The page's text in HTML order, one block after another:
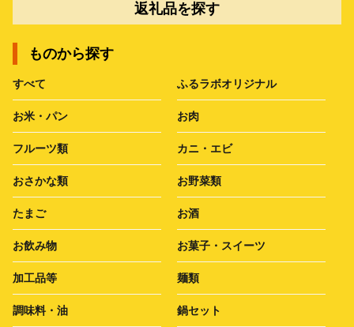
返礼品を探す
ものから探す
すべて ふるラボオリジナル
お米・パン お肉
フルーツ類 カニ・エビ
おさかな類 お野菜類
たまご お酒
お飲み物 お菓子・スイーツ
加工品等 麺類
調味料・油 鍋セット